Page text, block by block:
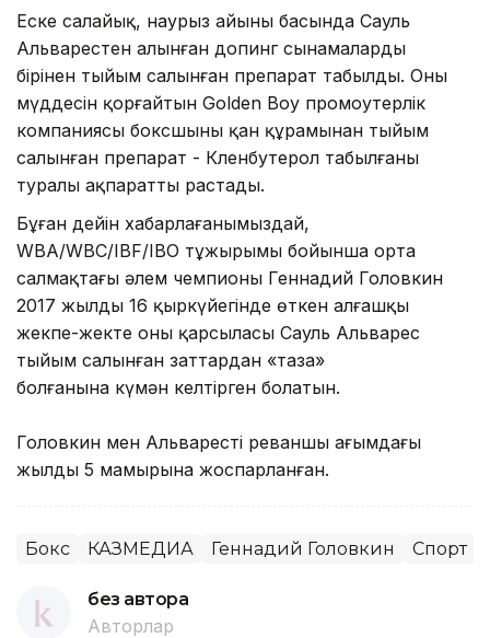
Еске салайық, наурыз айының басында Сауль
Альварестен алынған допинг сынамалардың
бірінен тыйым салынған препарат табылды. Оның
мүддесін қорғайтын Golden Boy промоутерлік
компаниясы боксшының қан құрамынан тыйым
салынған препарат - Кленбутерол табылғаны
туралы ақпаратты растады.
Бұған дейін хабарлағанымыздай,
WBA/WBC/IBF/IBO тұжырымы бойынша орта
салмақтағы әлем чемпионы Геннадий Головкин
2017 жылдың 16 қыркүйегінде өткен алғашқы
жекпе-жекте оның қарсыласы Сауль Альварес
тыйым салынған заттардан «таза»
болғанына күмән келтірген болатын.
Головкин мен Альварестің реваншы ағымдағы
жылдың 5 мамырына жоспарланған.
Бокс КАЗМЕДИА Геннадий Головкин Спорт
без автора
Авторлар